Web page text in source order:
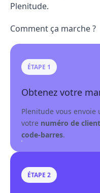
Plenitude.
Comment ça marche ?
ÉTAPE 1
Obtenez votre
Plenitude vous
votre numéro de client
code-barres.
ÉTAPE 2